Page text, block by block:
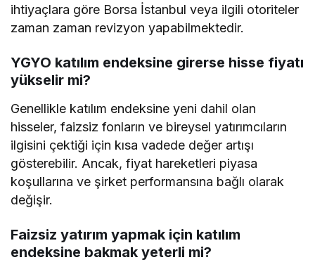
ihtiyaçlara göre Borsa İstanbul veya ilgili otoriteler
zaman zaman revizyon yapabilmektedir.
YGYO katılım endeksine girerse hisse fiyatı
yükselir mi?
Genellikle katılım endeksine yeni dahil olan
hisseler, faizsiz fonların ve bireysel yatırımcıların
ilgisini çektiği için kısa vadede değer artışı
gösterebilir. Ancak, fiyat hareketleri piyasa
koşullarına ve şirket performansına bağlı olarak
değişir.
Faizsiz yatırım yapmak için katılım
endeksine bakmak yeterli mi?